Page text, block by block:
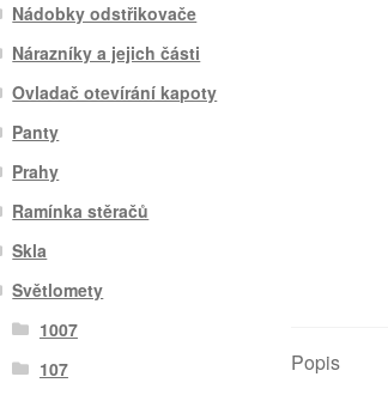
Popis
Nádobky odstřikovače
Nárazníky a jejich části
Ovladač otevírání kapoty
Panty
Prahy
Ramínka stěračů
Skla
Světlomety
1007
107